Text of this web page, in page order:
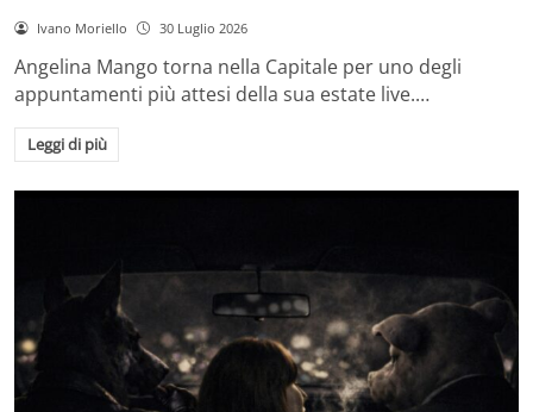
Ivano Moriello 30 Luglio 2026
Angelina Mango torna nella Capitale per uno degli
appuntamenti più attesi della sua estate live.…
Leggi di più